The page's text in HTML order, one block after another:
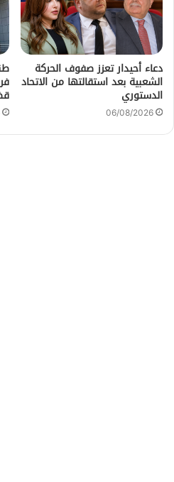
دعاء أحيدار تعزز صفوف الحركة
الشعبية بعد استقالتها من الاتحاد
الدستوري
06/08/2026